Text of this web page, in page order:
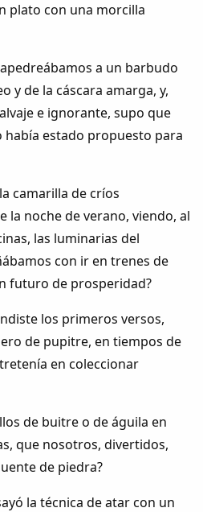
plato con una morcilla
a un barbudo
y de la cáscara amarga, y,
e ignorante, supo que
estado propuesto para
camarilla de críos
la noche de verano, viendo, al
las luminarias del
con ir en trenes de
futuro de prosperidad?
los primeros versos,
de pupitre, en tiempos de
en coleccionar
de buitre o de águila en
que nosotros, divertidos,
de piedra?
la técnica de atar con un